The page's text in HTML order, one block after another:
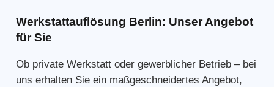
Werkstattauflösung Berlin: Unser Angebot
für Sie
Ob private Werkstatt oder gewerblicher Betrieb – bei
uns erhalten Sie ein maßgeschneidertes Angebot,